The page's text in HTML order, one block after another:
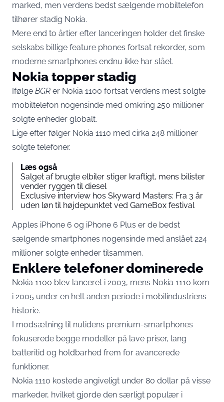
marked, men verdens bedst sælgende mobiltelefon
tilhører stadig Nokia.
Mere end to årtier efter lanceringen holder det finske
selskabs billige feature phones fortsat rekorder, som
moderne smartphones endnu ikke har slået.
Nokia topper stadig
Ifølge BGR er Nokia 1100 fortsat verdens mest solgte
mobiltelefon nogensinde med omkring 250 millioner
solgte enheder globalt.
Lige efter følger Nokia 1110 med cirka 248 millioner
solgte telefoner.
Læs også
Salget af brugte elbiler stiger kraftigt, mens bilister
vender ryggen til diesel
Exclusive interview hos Skyward Masters: Fra 3 år
uden løn til højdepunktet ved GameBox festival
Apples iPhone 6 og iPhone 6 Plus er de bedst
sælgende smartphones nogensinde med anslået 224
millioner solgte enheder tilsammen.
Enklere telefoner dominerede
Nokia 1100 blev lanceret i 2003, mens Nokia 1110 kom
i 2005 under en helt anden periode i mobilindustriens
historie.
I modsætning til nutidens premium-smartphones
fokuserede begge modeller på lave priser, lang
batteritid og holdbarhed frem for avancerede
funktioner.
Nokia 1110 kostede angiveligt under 80 dollar på visse
markeder, hvilket gjorde den særligt populær i